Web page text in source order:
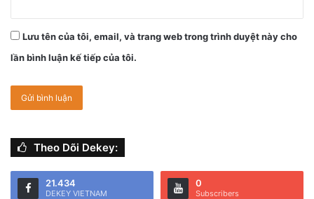
Lưu tên của tôi, email, và trang web trong trình duyệt này cho
lần bình luận kế tiếp của tôi.
Theo Dõi Dekey:
21.434
DEKEY VIETNAM
0
Subscribers